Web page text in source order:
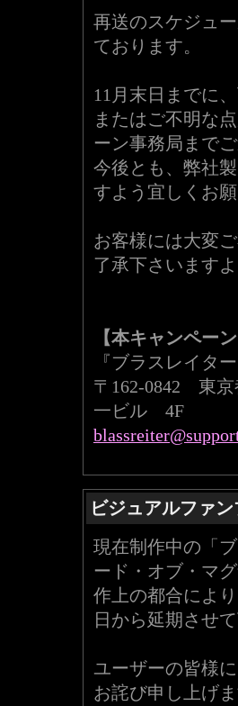
再送のスケジュ
ております。
11月末日までに
またはご不明な
ーン事務局まで
今後とも、弊社
すよう宜しくお
お客様には大変
了承下さいます
【本キャンペー
『ブラスレイタ
〒162-0842 東
一ビル 4F
ビジュアルファ
現在制作中の「
ード・オブ・マ
作上の都合によ
日から延期させ
ユーザーの皆様
お詫び申し上げ